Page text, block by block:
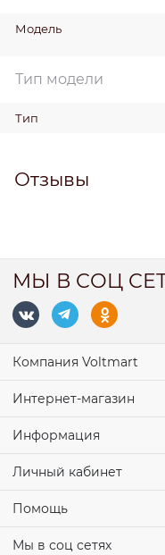
Модель
Тип модели
Тип
Отзывы
МЫ В СОЦ
Компания Voltmart
Интернет-магазин
Информация
Личный кабинет
Помощь
Мы в соц сетях